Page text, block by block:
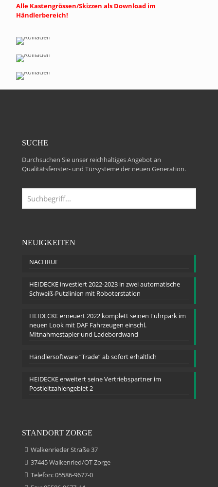
Alle Kastengrössen/Skizzen als Download im
Händlerbereich!
SUCHE
Durchsuchen Sie unser reichhaltiges Angebot an
Qualitätsfenster- und Türsysteme der neuen Generation.
NEUIGKEITEN
NACHRUF
HEIDECKE investiert 2022-2023 in zwei automatische
Schweiß-Putzlinien mit Roboterstation
HEIDECKE erneuert 2022 komplett seinen Fuhrpark im
neuen Look mit DAF Fahrzeugen einschl.
Mitnahmestapler und Ladebordwand
Händlersoftware “Trade” ab sofort erhältlich
HEIDECKE erweitert seine Vertriebspartner im
Postleitzahlengebiet 2
STANDORT ZORGE
Walkenrieder Straße 37
37445 Walkenried/OT Zorge
Telefon: 05586-9677-0